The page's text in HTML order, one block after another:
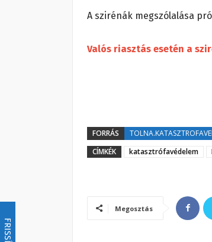
A szirénák megszólalása
Valós riasztás esetén a
FORRÁS
CÍMKÉK
katasztrófavédelem
Megosztás